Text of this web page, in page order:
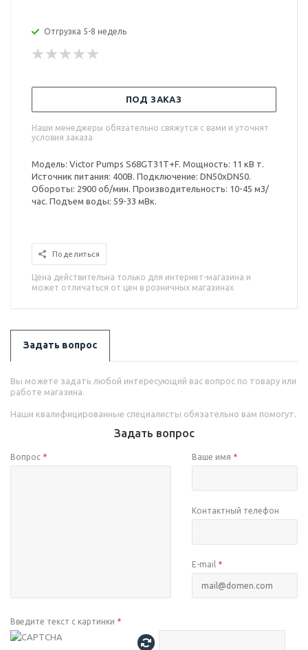
Отгрузка 5-8 недель
ПОД ЗАКАЗ
Наши менеджеры обязательно свяжутся с вами и уточнят
условия заказа
Модель: Victor Pumps S68GT31T+F. Мощность: 11 кВ т.
Источник питания: 400В. Подключение: DN50xDN50.
Обороты: 2900 об/мин. Производительность: 10-45 м3/
час. Подъем воды: 59-33 мВк.
Поделиться
Цена действительна только для интернет-магазина и
может отличаться от цен в розничных магазинах
Задать вопрос
Вы можете задать любой интересующий вас вопрос по товару или
работе магазина.
Наши квалифицированные специалисты обязательно вам помогут.
Задать вопрос
Вопрос * Ваше имя *
Контактный телефон
E-mail *
Введите текст с картинки *